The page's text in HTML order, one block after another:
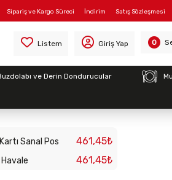
Satış Sözleşmesi
İndirim
Sipariş ve Kargo Süreci
Listem Giriş Yap 0
ve Derin Dondurucular
Sanal Pos 461,45₺
461,45₺